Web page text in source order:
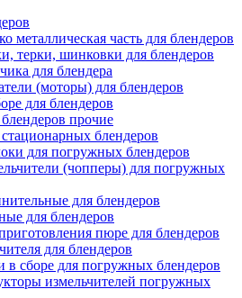
металлическая часть для блендеров
терки, шинковки для блендеров
для блендера
(моторы) для блендеров
для блендеров
прочие
блендеров
для погружных блендеров
(чопперы) для погружных
для блендеров
для блендеров
пюре для блендеров
для блендеров
в сборе для погружных блендеров
измельчителей погружных